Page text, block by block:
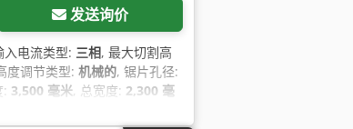
发送询价
入电流类型: 三相, 最大切割高
度调节类型: 机械的, 锯片孔径:
: 3,500 毫米, 总宽度: 2,300 毫